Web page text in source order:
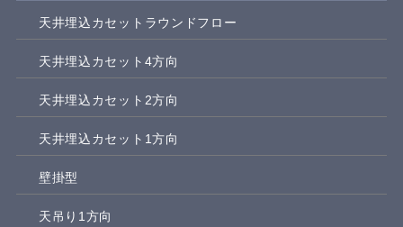
天井埋込カセットラウンドフロー
天井埋込カセット4方向
天井埋込カセット2方向
天井埋込カセット1方向
壁掛型
天吊り1方向